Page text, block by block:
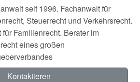
seit 1996. Fachanwalt für
Steuerrecht und Verkehrsrecht.
für Familienrecht. Berater im
eines großen
Kontaktieren